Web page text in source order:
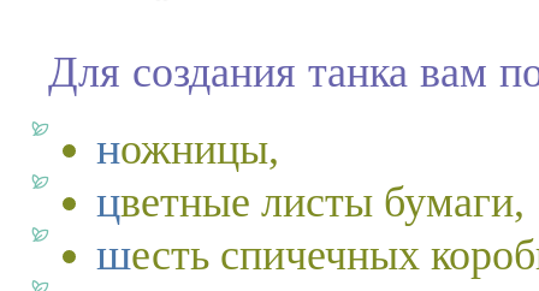
Для создания танка вам
ножницы,
цветные листы бумаги,
шесть спичечных